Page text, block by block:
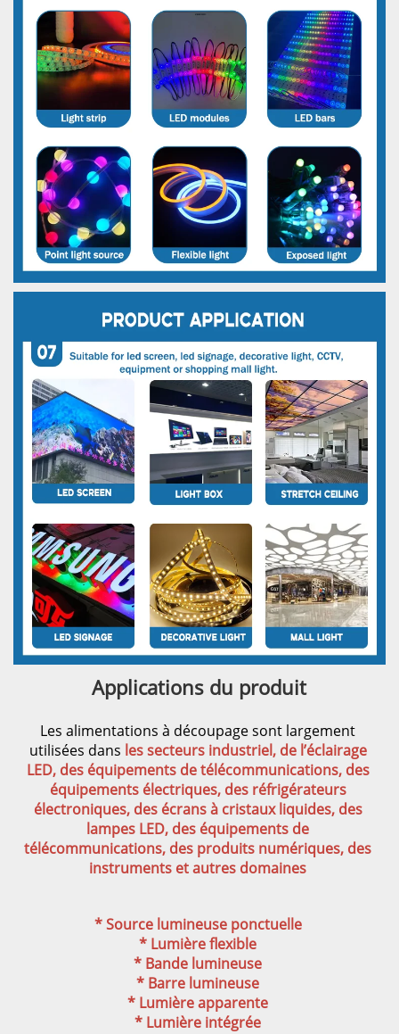
Applications du produit
Les alimentations à découpage sont largement
utilisées dans les secteurs industriel, de l’éclairage
LED, des équipements de télécommunications, des
équipements électriques, des réfrigérateurs
électroniques, des écrans à cristaux liquides, des
lampes LED, des équipements de
télécommunications, des produits numériques, des
instruments et autres domaines
* Source lumineuse ponctuelle
* Lumière flexible
* Bande lumineuse
* Barre lumineuse
* Lumière apparente
* Lumière intégrée